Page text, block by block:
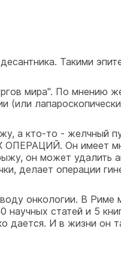
Такими
мира". По мнению
(или
а кто-то -
Он имеет
он может удалить
делает операции
онкологии. В
статей и 5
дается. И в жизни он